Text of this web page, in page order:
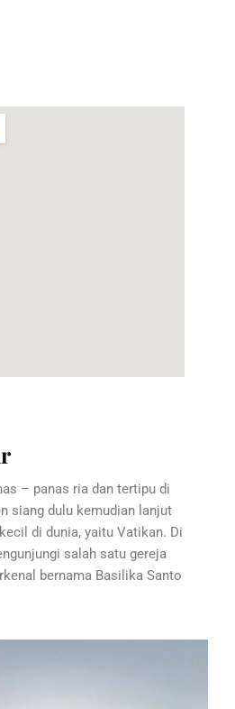
– panas ria dan tertipu di
siang dulu kemudian lanjut
di dunia, yaitu Vatikan. Di
salah satu gereja
bernama Basilika Santo